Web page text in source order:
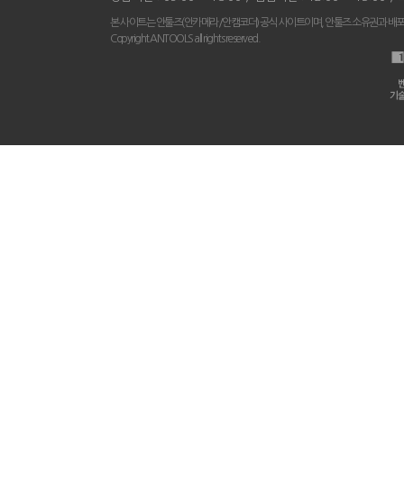
본 사이트는 안툴즈(안카메라/안캠코더) 공식 사이트이며, 안툴즈 소유권과 배
Copyright ANTOOLS all rights reserved.